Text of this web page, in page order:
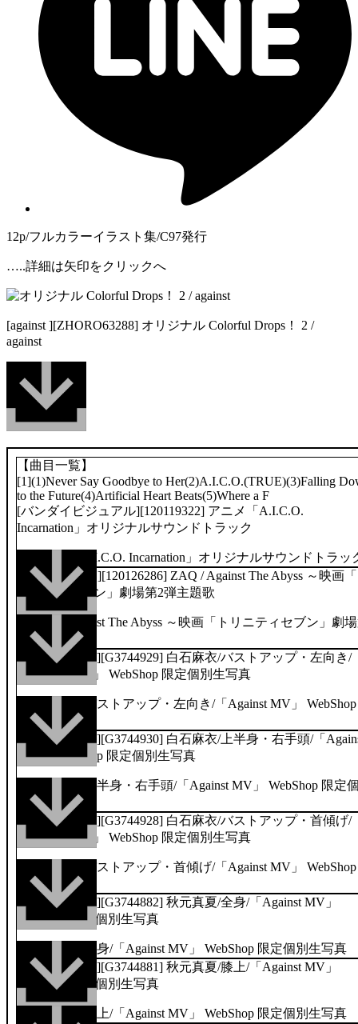
12p/フルカラーイラスト集/C97発行
…..詳細は矢印をクリックへ
[against ][ZHORO63288] オリジナル Colorful Drops！ 2 /
against
【曲目一覧】
[1](1)Never Say Goodbye to Her(2)A.I.C.O.(TRUE)(3)Falling
to the Future(4)Artificial Heart Beats(5)Where a F
[バンダイビジュアル][120119322] アニメ「A.I.C.O.
Incarnation」オリジナルサウンドトラック
[エイベックス][120126286] ZAQ / Against The Abyss ～映画
リニティセブン」劇場第2弾主題歌
[乃木坂46LLC][G3744929] 白石麻衣/バストアップ・左向き/
「Against MV」 WebShop 限定個別生写真
[乃木坂46LLC][G3744930] 白石麻衣/上半身・右手頭/「
MV」 WebShop 限定個別生写真
[乃木坂46LLC][G3744928] 白石麻衣/バストアップ・首傾げ/
「Against MV」 WebShop 限定個別生写真
[乃木坂46LLC][G3744882] 秋元真夏/全身/「Against MV」
WebShop 限定個別生写真
[乃木坂46LLC][G3744881] 秋元真夏/膝上/「Against MV」
WebShop 限定個別生写真